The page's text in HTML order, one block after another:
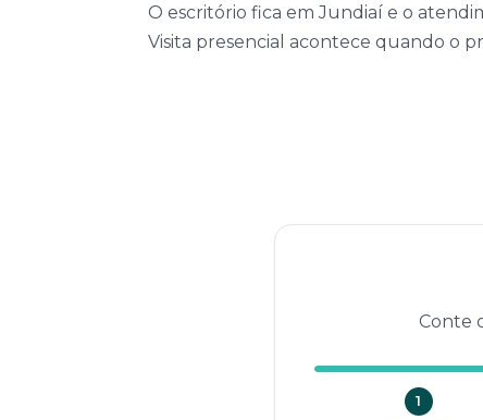
O escritório fica em Jundiaí e o
Visita presencial acontece quando o
Conte
1